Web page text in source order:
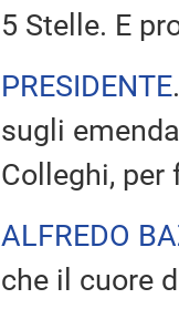
5 Stelle. E
PRESIDENTE
sugli
Colleghi, per
ALFREDO
che il cuore